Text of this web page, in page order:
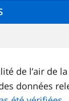
de l’air de la
données